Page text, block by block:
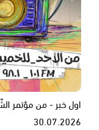
اول خبر - من مؤتمر
30.07.2026